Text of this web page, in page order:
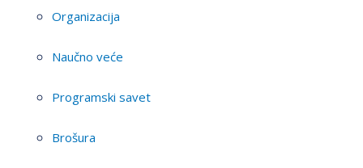
Organizacija
Naučno veće
Programski savet
Brošura